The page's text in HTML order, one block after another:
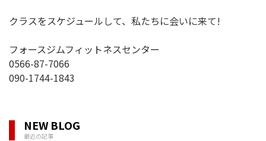
クラスをスケジュールして、私たちに会いに来て!
フォースジムフィットネスセンター
0566-87-7066
090-1744-1843
NEW BLOG
最近の記事